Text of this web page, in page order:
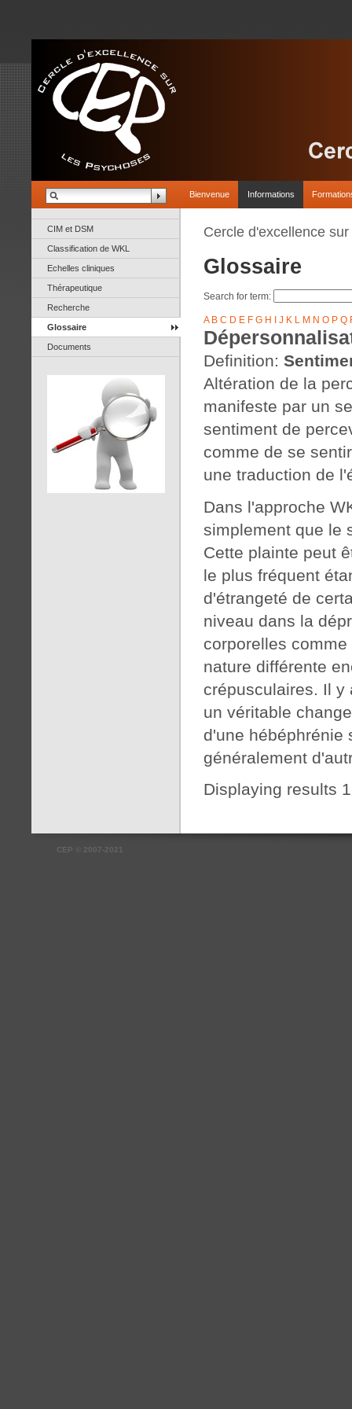
Bienvenue Informations
CIM et DSM
Classification de WKL
Echelles cliniques
Thérapeutique
Recherche
Glossaire
Documents
Cercle d'excellence
Glossaire
Search for term:
A B C D E F G H I J K L M N O P Q
Definition:
Altération de la
manifeste par un
sentiment de
comme de se
une traduction de
Dans l'approche
simplement que le
Cette plainte peut
le plus fréquent
d'étrangeté de
niveau dans la
corporelles
nature différente
crépusculaires. Il y
un véritable
d'une hébéphrénie
généralement
Displaying results
CEP 2007-2021